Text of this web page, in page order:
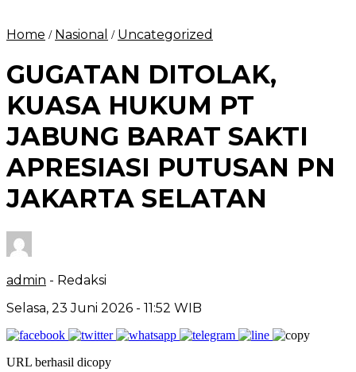
Home / Nasional / Uncategorized
GUGATAN DITOLAK,
KUASA HUKUM PT
JABUNG BARAT SAKTI
APRESIASI PUTUSAN PN
JAKARTA SELATAN
admin - Redaksi
Selasa, 23 Juni 2026 - 11:52 WIB
URL berhasil dicopy